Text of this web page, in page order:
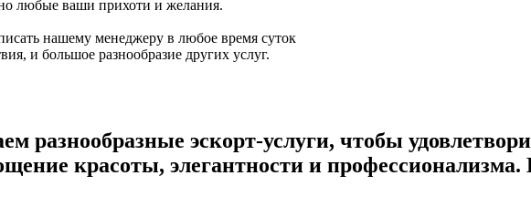
любые ваши прихоти и желания.
нашему менеджеру в любое время суток
и большое разнообразие других услуг.
разнообразные эскорт-услуги, чтобы
красоты, элегантности и профессионализма.